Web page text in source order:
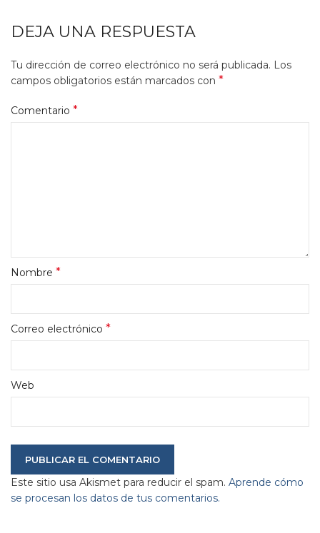
DEJA UNA RESPUESTA
Tu dirección de correo electrónico no será publicada. Los
campos obligatorios están marcados con *
Comentario *
Nombre *
Correo electrónico *
Web
Este sitio usa Akismet para reducir el spam. Aprende cómo
se procesan los datos de tus comentarios.